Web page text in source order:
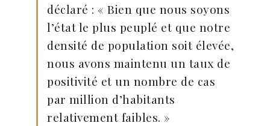
déclaré : « Bien que nous soyons
l’état le plus peuplé et que notre
densité de population soit élevée,
nous avons maintenu un taux de
positivité et un nombre de cas
par million d’habitants
relativement faibles. »